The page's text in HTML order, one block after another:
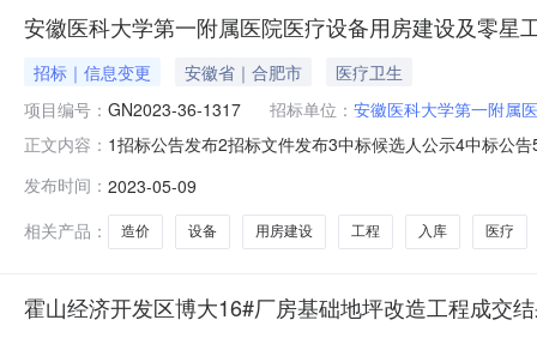
安徽医科大学第一附属医院医疗设备用房建设及零星
招标｜信息变更 安徽省｜合肥市
医疗卫生
项目编号： GN2023-36-1317 招标单位： 安徽医科大学第一附属
正文内容： 1招标公告发布2招标文件发布3中标候选人公示4中标公
大学第一附属医院医疗设备用房建设及零星工程造价咨
发布时间： 2023-05-09
相关产品：
造价 设备 用房建设 工程 入库 医疗
霍山经济开发区博大16#厂房基础地坪改造工程成交